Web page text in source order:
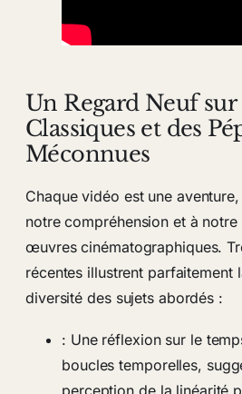
Un Regard Neuf sur
Classiques et des
Méconnues
Chaque vidéo est une
notre compréhension et à
œuvres cinématographiques.
récentes illustrent parfaitement
diversité des sujets abordés :
: Une réflexion sur le
boucles temporelles,